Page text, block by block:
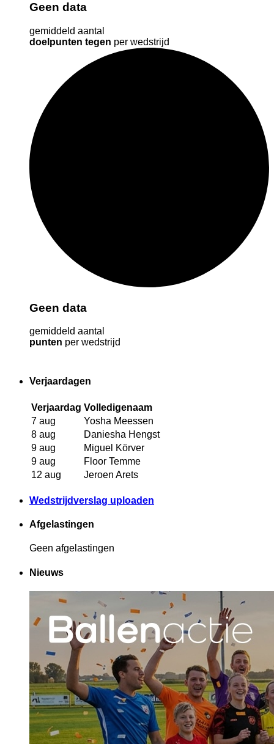
Geen data
gemiddeld aantal
doelpunten tegen per wedstrijd
Geen data
gemiddeld aantal
punten per wedstrijd
Verjaardagen
Verjaardag Volledigenaam
7 aug
Yosha Meessen
8 aug
Daniesha Hengst
9 aug
Miguel Körver
9 aug
Floor Temme
12 aug
Jeroen Arets
Wedstrijdverslag uploaden
Afgelastingen
Geen afgelastingen
Nieuws